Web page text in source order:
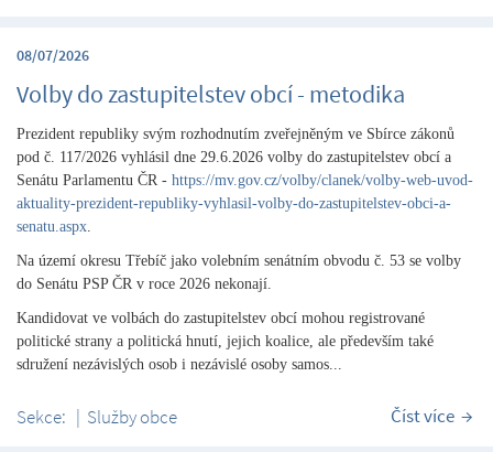
08/07/2026
Volby do zastupitelstev obcí - metodika
Prezident republiky svým rozhodnutím zveřejněným ve Sbírce zákonů
pod č. 117/2026 vyhlásil dne 29.6.2026 volby do zastupitelstev obcí a
Senátu Parlamentu ČR - https://mv.gov.cz/volby/clanek/volby-web-uvod-
aktuality-prezident-republiky-vyhlasil-volby-do-zastupitelstev-obci-a-
senatu.aspx
Na území okresu Třebíč jako volebním senátním obvodu č. 53 se volby
do Senátu PSP ČR v roce 2026 nekonají.
Kandidovat ve volbách do zastupitelstev obcí mohou registrované
politické strany a politická hnutí, jejich koalice, ale především také
sdružení nezávislých osob i nezávislé osoby samos...
Sekce: | Služby obce Číst více